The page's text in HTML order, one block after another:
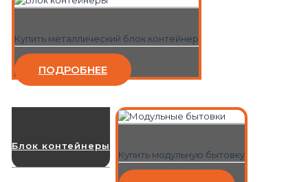
Купить металлический блок контейнер
ПОДРОБНЕЕ
Блок контейнеры
Купить модульную бытовку